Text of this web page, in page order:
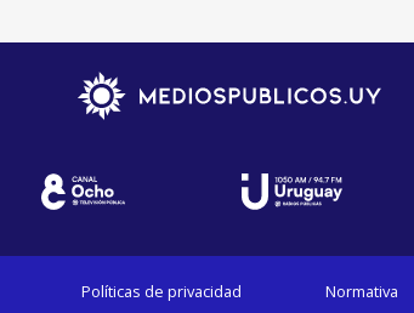
Políticas de privacidad Normativa